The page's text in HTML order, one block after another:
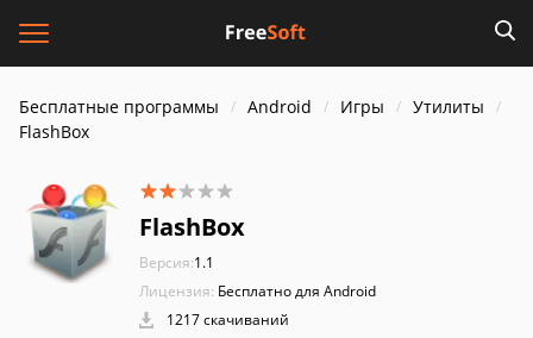
Бесплатные программы Android Игры
Утилиты
FlashBox
FlashBox
Версия:1.1
Лицензия: Бесплатно для Android
1217 скачиваний